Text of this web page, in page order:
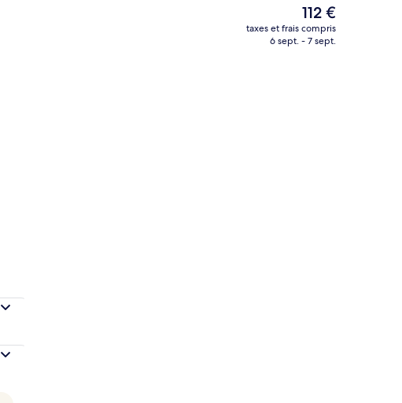
Bar (sur place)
Le
prix
actuel
112 €
taxes et frais compris
6 sept. - 7 sept.